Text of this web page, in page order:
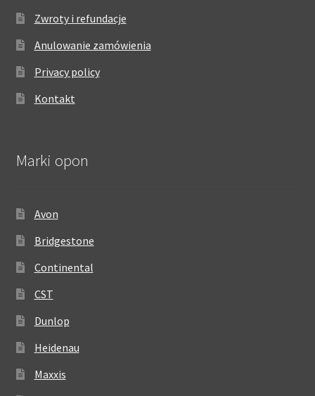
Zwroty i refundacje
Anulowanie zamówienia
Privacy policy
Kontakt
Marki opon
Avon
Bridgestone
Continental
CST
Dunlop
Heidenau
Maxxis